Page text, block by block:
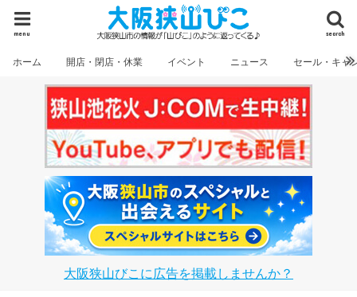
search
menu
ホーム 開店・閉店・休業 イベント ニュース セール・キャ
大阪狭山びこに広告を掲載しませんか？